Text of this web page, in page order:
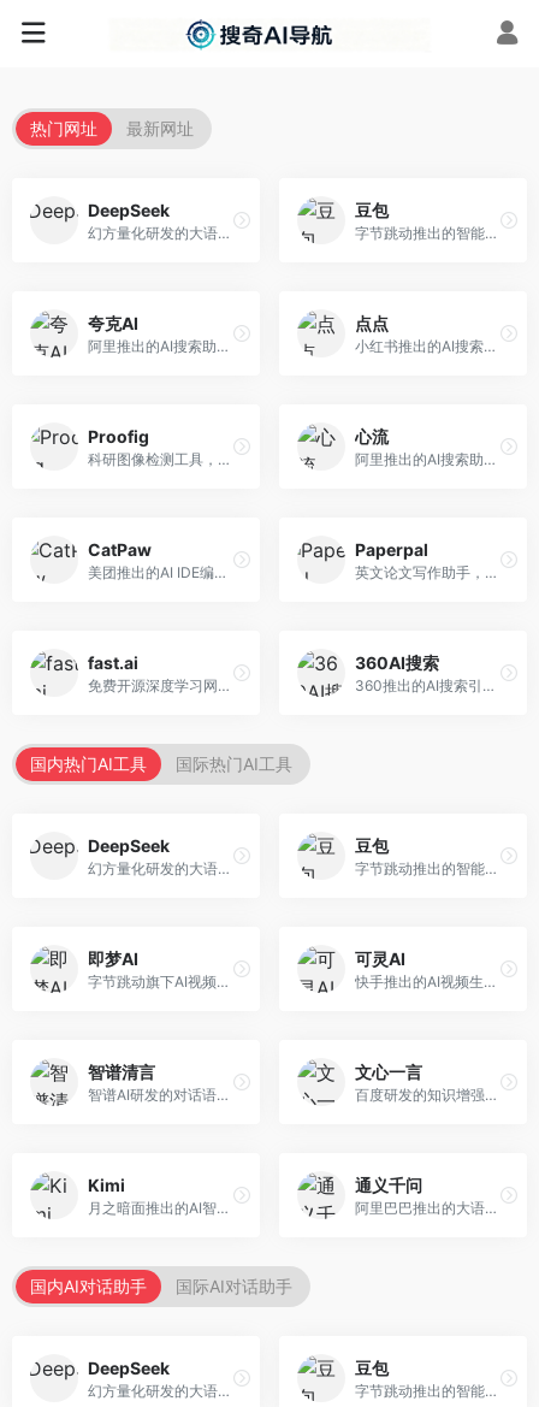
热门网址 最新网址
DeepSeek
幻方量化研发的大语言模型平台，专注于深度推理和代码生成能力。面向开发者、研究人员和技术爱好者，提供强大的逻辑推理和数学计算功能，开源生态完善，API接口友好。
豆包
字节跳动推出的智能对话助手平台，提供文本创作、知识问答、英语学习等多种AI服务。面向普通用户和内容创作者，支持多轮对话和文件解析，免费使用，响应速度快，中文理解能力强。
夸克AI
阿里推出的AI搜索助手，整合搜索与AI功能。面向年轻用户，提供智能搜索、文档处理、学习辅助等服务，与夸克生态深度整合。
点点
小红书推出的AI搜索应用，专注于生活方式内容搜索。面向小红书用户，提供生活攻略、消费决策、内容推荐等服务，生活方式内容丰富。
Proofig
科研图像检测工具，专注于学术图像完整性验证。面向科研人员，提供图像检测、重复分析、报告生成等服务，学术检测专业。
心流
阿里推出的AI搜索助手，专注于智能信息获取。面向普通用户，提供智能搜索、内容整理、知识问答等服务，与阿里生态深度整合。
CatPaw
美团推出的AI IDE编程工具，专注于本地开发生态。面向开发者，提供智能代码补全、代码生成、项目管理等服务，本地开发体验好。
Paperpal
英文论文写作助手，专注于学术英语润色。面向需要发表国际期刊的研究者，提供语法检查、学术表达优化、格式规范等服务，英语表达地道专业。
fast.ai
免费开源深度学习网站，专注于实用AI教学。面向开发者，提供免费深度学习课程、实战项目、代码库等资源，学习门槛低。
360AI搜索
360推出的AI搜索引擎，专注于安全智能搜索。面向普通用户，提供智能问答、网页搜索、内容整理等服务，安全防护能力强。
国内热门AI工具 国际热门AI工具
DeepSeek
幻方量化研发的大语言模型平台，专注于深度推理和代码生成能力。面向开发者、研究人员和技术爱好者，提供强大的逻辑推理和数学计算功能，开源生态完善，API接口友好。
豆包
字节跳动推出的智能对话助手平台，提供文本创作、知识问答、英语学习等多种AI服务。面向普通用户和内容创作者，支持多轮对话和文件解析，免费使用，响应速度快，中文理解能力强。
即梦AI
字节跳动旗下AI视频创作平台，支持多模态内容生成。面向内容创作者和营销人员，提供文生视频、图生视频、智能剪辑等功能，中文理解能力强，创作效率高。
可灵AI
快手推出的AI视频生成平台，支持文生视频和图生视频，可生成长达2分钟的高质量视频内容。面向短视频创作者和营销人员，操作简便，生成效果逼真，适合商业推广和创意表达。
智谱清言
智谱AI研发的对话语言模型，支持中英双语交互。面向中文用户和开发者，提供知识问答、代码编写、文档解读等服务，开源生态完善，学术研究背景深厚。
文心一言
百度研发的知识增强大语言模型，深度融合百度知识图谱和搜索能力。面向中文用户，提供知识问答、文本创作、逻辑推理等服务，中文语境理解准确，知识覆盖面广。
Kimi
月之暗面推出的AI智能助手，核心优势在于超长文本处理能力，支持20万字以上文档分析。面向学术研究者、职场人士和内容创作者，提供文档解读、PPT生成、联网搜索等综合服务。
通义千问
阿里巴巴推出的大语言模型平台，提供对话问答、文档处理、图像理解、代码编写等全方位AI服务。面向企业用户和个人开发者，集成阿里云生态，支持多模态交互，企业级安全保障。
国内AI对话助手 国际AI对话助手
DeepSeek
幻方量化研发的大语言模型平台，专注于深度推理和代码生成能力。面向开发者、研究人员和技术爱好者，提供强大的逻辑推理和数学计算功能，开源生态完善，API接口友好。
豆包
字节跳动推出的智能对话助手平台，提供文本创作、知识问答、英语学习等多种AI服务。面向普通用户和内容创作者，支持多轮对话和文件解析，免费使用，响应速度快，中文理解能力强。